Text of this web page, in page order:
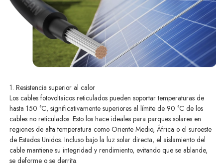
1. Resistencia superior al calor
Los cables fotovoltaicos reticulados pueden soportar temperaturas de
hasta 150 °C, significativamente superiores al límite de 90 °C de los
cables no reticulados. Esto los hace ideales para parques solares en
regiones de alta temperatura como Oriente Medio, África o el suroeste
de Estados Unidos. Incluso bajo la luz solar directa, el aislamiento del
cable mantiene su integridad y rendimiento, evitando que se ablande,
se deforme o se derrita.